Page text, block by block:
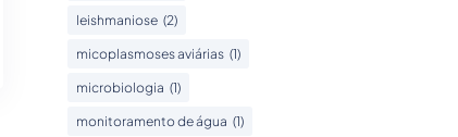
leishmaniose (2)
micoplasmoses aviárias (1)
microbiologia (1)
monitoramento de água (1)